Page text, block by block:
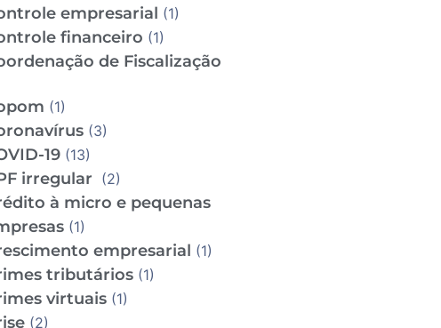
empresarial (1)
financeiro (1)
de Fiscalização
(1)
(3)
19(13)
irregular (2)
à micro e pequenas
(1)
empresarial (1)
tributários(1)
virtuais(1)
(2)